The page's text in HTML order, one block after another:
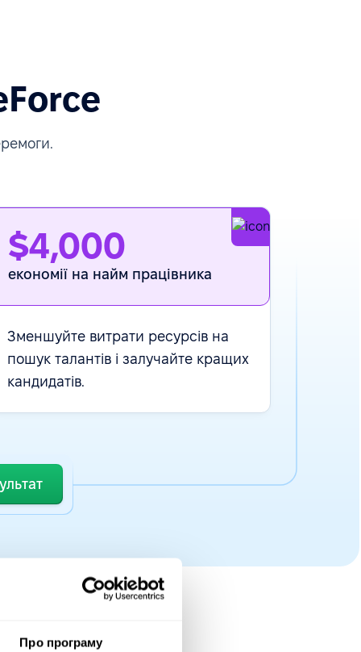
Про програму
$4,000
економії на найм працівника
Зменшуйте витрати ресурсів на
пошук талантів і залучайте кращих
кандидатів.